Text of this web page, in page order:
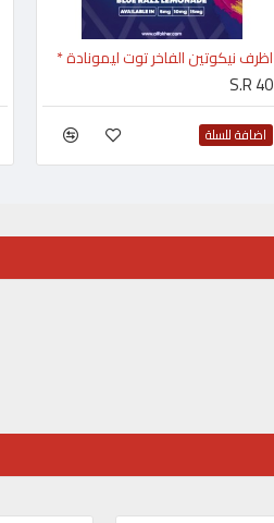
اظرف نيكوتين الفاخر توت ليمونادة *
S.R 40
اضافة للسلة